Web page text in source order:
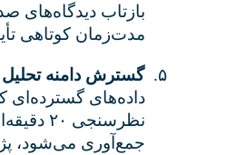
بازتاب دیدگاه‌های
مدت‌زمان کوتاهی
۵.
گسترش دامنه تحلیل
داده‌های گسترده‌ای
نظرسنجی
جمع‌آوری می‌شود،